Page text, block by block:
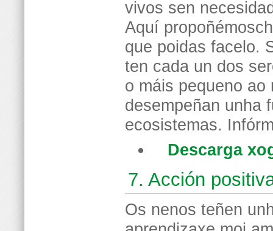
vivos sen
Aquí
que poidas facelo.
ten cada un dos
o máis pequeno ao
desempeñan unha
ecosistemas.
Descarga
7. Acción
Os nenos teñen